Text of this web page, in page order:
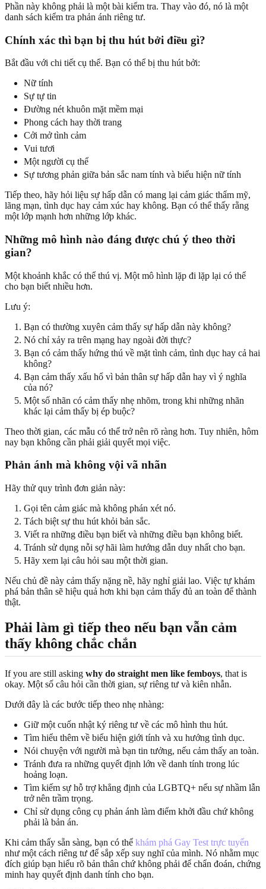
Phần này không phải là một bài kiểm tra. Thay vào đó, nó là một
danh sách kiểm tra phản ánh riêng tư.
Chính xác thì bạn bị thu hút bởi điều gì?
Bắt đầu với chi tiết cụ thể. Bạn có thể bị thu hút bởi:
Nữ tính
Sự tự tin
Đường nét khuôn mặt mềm mại
Phong cách hay thời trang
Cởi mở tình cảm
Vui tươi
Một người cụ thể
Sự tương phản giữa bản sắc nam tính và biểu hiện nữ tính
Tiếp theo, hãy hỏi liệu sự hấp dẫn có mang lại cảm giác thẩm mỹ,
lãng mạn, tình dục hay cảm xúc hay không. Bạn có thể thấy rằng
một lớp mạnh hơn những lớp khác.
Những mô hình nào đáng được chú ý theo thời
gian?
Một khoảnh khắc có thể thú vị. Một mô hình lặp đi lặp lại có thể
cho bạn biết nhiều hơn.
Lưu ý:
Bạn có thường xuyên cảm thấy sự hấp dẫn này không?
Nó chỉ xảy ra trên mạng hay ngoài đời thực?
Bạn có cảm thấy hứng thú về mặt tình cảm, tình dục hay cả hai
không?
Bạn cảm thấy xấu hổ vì bản thân sự hấp dẫn hay vì ý nghĩa
của nó?
Một số nhãn có cảm thấy nhẹ nhõm, trong khi những nhãn
khác lại cảm thấy bị ép buộc?
Theo thời gian, các mẫu có thể trở nên rõ ràng hơn. Tuy nhiên, hôm
nay bạn không cần phải giải quyết mọi việc.
Phản ánh mà không vội vã nhãn
Hãy thử quy trình đơn giản này:
Gọi tên cảm giác mà không phán xét nó.
Tách biệt sự thu hút khỏi bản sắc.
Viết ra những điều bạn biết và những điều bạn không biết.
Tránh sử dụng nỗi sợ hãi làm hướng dẫn duy nhất cho bạn.
Hãy xem lại câu hỏi sau một thời gian.
Nếu chủ đề này cảm thấy nặng nề, hãy nghỉ giải lao. Việc tự khám
phá bản thân sẽ hiệu quả hơn khi bạn cảm thấy đủ an toàn để thành
thật.
Phải làm gì tiếp theo nếu bạn vẫn cảm
thấy không chắc chắn
If you are still asking why do straight men like femboys, that is
okay. Một số câu hỏi cần thời gian, sự riêng tư và kiên nhẫn.
Dưới đây là các bước tiếp theo nhẹ nhàng:
Giữ một cuốn nhật ký riêng tư về các mô hình thu hút.
Tìm hiểu thêm về biểu hiện giới tính và xu hướng tình dục.
Nói chuyện với người mà bạn tin tưởng, nếu cảm thấy an toàn.
Tránh đưa ra những quyết định lớn về danh tính trong lúc
hoảng loạn.
Tìm kiếm sự hỗ trợ khẳng định của LGBTQ+ nếu sự nhầm lẫn
trở nên trầm trọng.
Chỉ sử dụng công cụ phản ánh làm điểm khởi đầu chứ không
phải là bản án.
Khi cảm thấy sẵn sàng, bạn có thể khám phá Gay Test trực tuyến
như một cách riêng tư để sắp xếp suy nghĩ của mình. Nó nhằm mục
đích giúp bạn hiểu rõ bản thân chứ không phải để chẩn đoán, chứng
minh hay quyết định danh tính cho bạn.